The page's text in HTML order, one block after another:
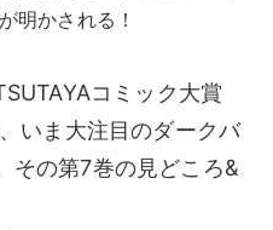
明かされる！
コミック大賞
いま大注目のダークバ
その第7巻の見どころ&